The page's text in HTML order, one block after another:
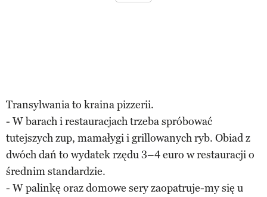
Transylwania to kraina pizzerii.
- W barach i restauracjach trzeba spróbować
tutejszych zup, mamałygi i grillowanych ryb. Obiad z
dwóch dań to wydatek rzędu 3–4 euro w restauracji o
średnim standardzie.
- W palinkę oraz domowe sery zaopatruje-my się u